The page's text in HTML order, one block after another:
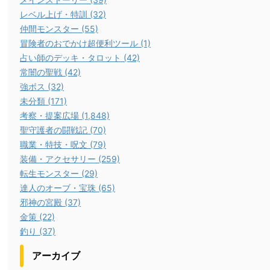
レベル上げ・特訓 (32)
仲間モンスター (55)
冒険者のおでかけ超便利ツール (1)
占い師のデッキ・タロット (42)
常闇の聖戦 (42)
強ボス (32)
未分類 (171)
考察・提案広場 (1,848)
聖守護者の闘戦記 (70)
職業・特技・呪文 (79)
装備・アクセサリー (259)
転生モンスター (29)
達人のオーブ・宝珠 (65)
邪神の宮殿 (37)
金策 (22)
釣り (37)
アーカイブ